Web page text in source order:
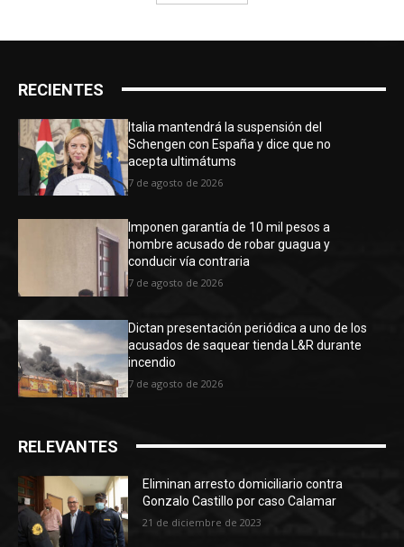
RECIENTES
Italia mantendrá la suspensión del
Schengen con España y dice que no
acepta ultimátums
7 de agosto de 2026
Imponen garantía de 10 mil pesos a
hombre acusado de robar guagua y
conducir vía contraria
7 de agosto de 2026
Dictan presentación periódica a uno de los
acusados de saquear tienda L&R durante
incendio
7 de agosto de 2026
RELEVANTES
Eliminan arresto domiciliario contra
Gonzalo Castillo por caso Calamar
21 de diciembre de 2023